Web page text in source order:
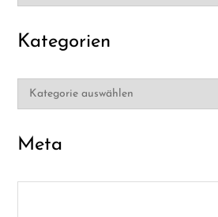
Kategorien
Kategorien
Meta